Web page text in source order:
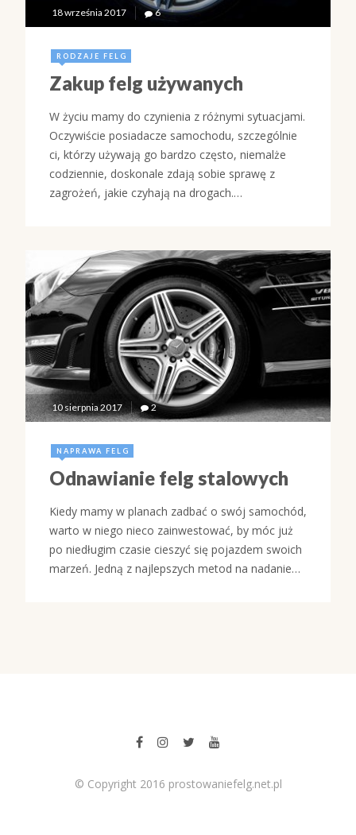
18 września 2017 6
RODZAJE FELG
Zakup felg używanych
W życiu mamy do czynienia z różnymi sytuacjami.
Oczywiście posiadacze samochodu, szczególnie
ci, którzy używają go bardzo często, niemalże
codziennie, doskonale zdają sobie sprawę z
zagrożeń, jakie czyhają na drogach.…
10 sierpnia 2017 2
NAPRAWA FELG
Odnawianie felg stalowych
Kiedy mamy w planach zadbać o swój samochód,
warto w niego nieco zainwestować, by móc już
po niedługim czasie cieszyć się pojazdem swoich
marzeń. Jedną z najlepszych metod na nadanie…
© Copyright 2016 prostowaniefelg.net.pl